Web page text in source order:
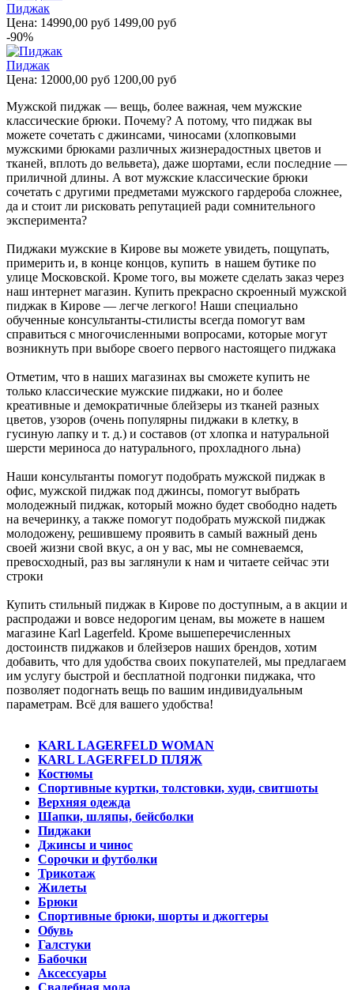
Пиджак
Цена: 14990,00 руб 1499,00 руб
-90%
Пиджак
Цена: 12000,00 руб 1200,00 руб
Мужской пиджак — вещь, более важная, чем мужские
классические брюки. Почему? А потому, что пиджак вы
можете сочетать с джинсами, чиносами (хлопковыми
мужскими брюками различных жизнерадостных цветов и
тканей, вплоть до вельвета), даже шортами, если последние —
приличной длины. А вот мужские классические брюки
сочетать с другими предметами мужского гардероба сложнее,
да и стоит ли рисковать репутацией ради сомнительного
эксперимента?
Пиджаки мужские в Кирове вы можете увидеть, пощупать,
примерить и, в конце концов, купить в нашем бутике по
улице Московской. Кроме того, вы можете сделать заказ через
наш интернет магазин. Купить прекрасно скроенный мужской
пиджак в Кирове — легче легкого! Наши специально
обученные консультанты-стилисты всегда помогут вам
справиться с многочисленными вопросами, которые могут
возникнуть при выборе своего первого настоящего пиджака
Отметим, что в наших магазинах вы сможете купить не
только классические мужские пиджаки, но и более
креативные и демократичные блейзеры из тканей разных
цветов, узоров (очень популярны пиджаки в клетку, в
гусиную лапку и т. д.) и составов (от хлопка и натуральной
шерсти мериноса до натурального, прохладного льна)
Наши консультанты помогут подобрать мужской пиджак в
офис, мужской пиджак под джинсы, помогут выбрать
молодежный пиджак, который можно будет свободно надеть
на вечеринку, а также помогут подобрать мужской пиджак
молодожену, решившему проявить в самый важный день
своей жизни свой вкус, а он у вас, мы не сомневаемся,
превосходный, раз вы заглянули к нам и читаете сейчас эти
строки
Купить стильный пиджак в Кирове по доступным, а в акции и
распродажи и вовсе недорогим ценам, вы можете в нашем
магазине Karl Lagerfeld. Кроме вышеперечисленных
достоинств пиджаков и блейзеров наших брендов, хотим
добавить, что для удобства своих покупателей, мы предлагаем
им услугу быстрой и бесплатной подгонки пиджака, что
позволяет подогнать вещь по вашим индивидуальным
параметрам. Всё для вашего удобства!
KARL LAGERFELD WOMAN
KARL LAGERFELD ПЛЯЖ
Костюмы
Спортивные куртки, толстовки, худи, свитшоты
Верхняя одежда
Шапки, шляпы, бейсболки
Пиджаки
Джинсы и чинос
Сорочки и футболки
Трикотаж
Жилеты
Брюки
Спортивные брюки, шорты и джоггеры
Обувь
Галстуки
Бабочки
Аксессуары
Свадебная мода